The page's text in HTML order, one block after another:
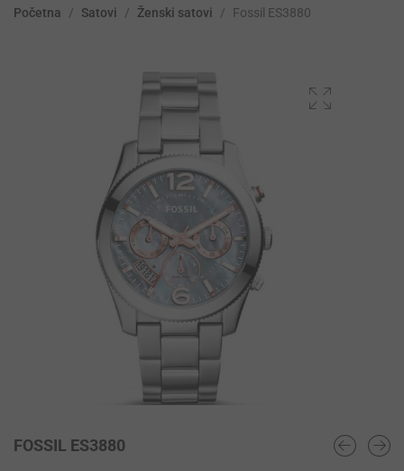
Početna / Satovi / Ženski satovi / Fossil ES3880
FOSSIL ES3880